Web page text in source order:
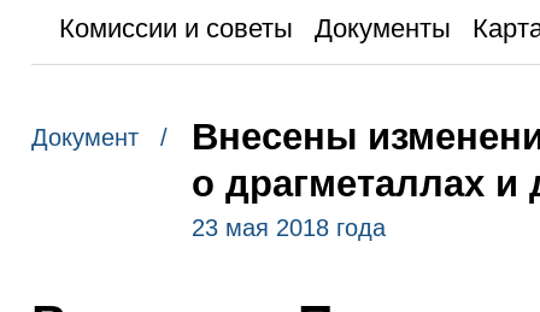
Комиссии и советы
Документы
Документ /
Внесены
о драгметаллах и
23 мая 2018 года